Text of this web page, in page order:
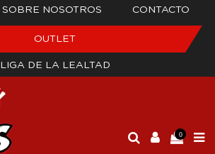
SOBRE NOSOTROS CONTACTO
OUTLET
LIGA DE LA LEALTAD
0